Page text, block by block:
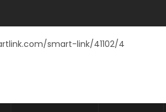
smart-link/41102/4